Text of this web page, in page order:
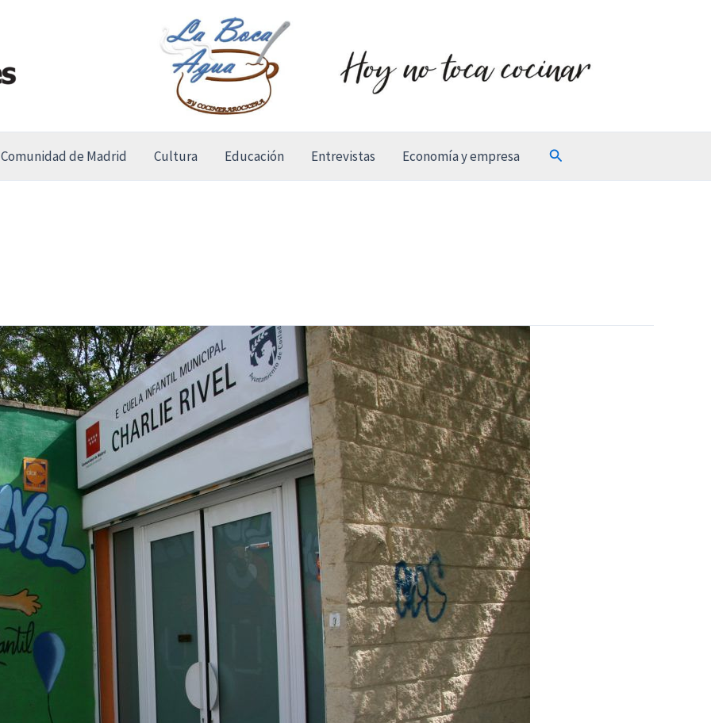
Comunidad de Madrid Cultura Educación Entrevistas Economía y empresa Buscar